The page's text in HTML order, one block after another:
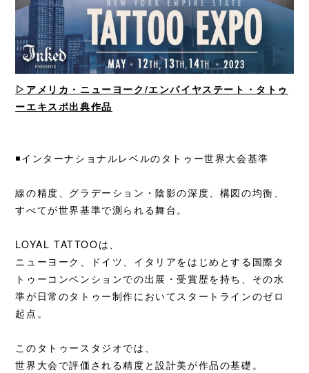
▷アメリカ・ニューヨーク/エンパイヤステート・タトゥ
ーエキスポ出典作品
◾️インターナショナルレベルのタトゥー世界大会基準
線の精度、グラデーション・陰影の深度、構図の均衡、
すべてが世界基準で測られる舞台。
LOYAL TATTOOは、
ニューヨーク、ドイツ、イタリアをはじめとする国際タ
トゥーコンベンションでの出展・受賞歴を持ち、その水
準が日常のタトゥー制作においてスタートラインのゼロ
起点。
このタトゥースタジオでは、
世界大会で評価される精度と設計美が作品の基礎。